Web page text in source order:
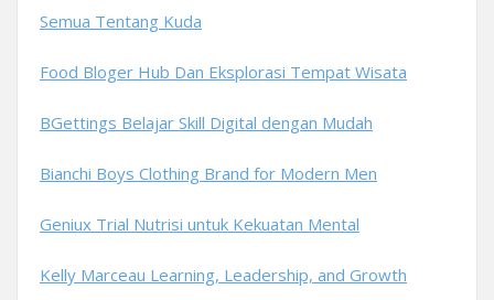
Semua Tentang Kuda
Food Bloger Hub Dan Eksplorasi Tempat Wisata
BGettings Belajar Skill Digital dengan Mudah
Bianchi Boys Clothing Brand for Modern Men
Geniux Trial Nutrisi untuk Kekuatan Mental
Kelly Marceau Learning, Leadership, and Growth